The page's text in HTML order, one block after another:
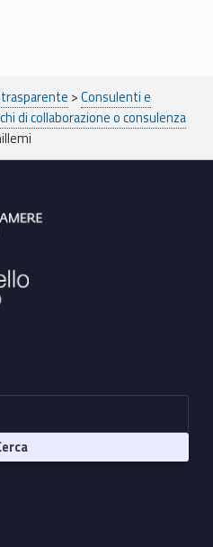
>Consulenti e
di collaborazione o consulenza